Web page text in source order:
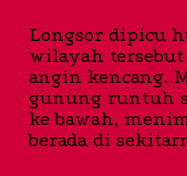
Longsor dipicu
wilayah
angin kencang.
gunung runtuh
ke bawah,
berada di